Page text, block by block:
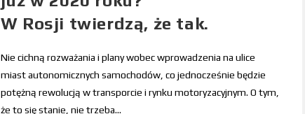
W Rosji twierdzą, że tak.
Nie cichną rozważania i plany wobec wprowadzenia na ulice
miast autonomicznych samochodów, co jednocześnie będzie
potężną rewolucją w transporcie i rynku motoryzacyjnym. O tym,
że to się stanie, nie trzeba…